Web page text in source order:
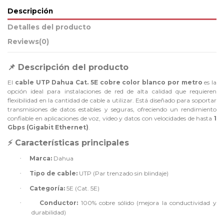
Descripción
Detalles del producto
Reviews(0)
📌 Descripción del producto
El cable UTP Dahua Cat. 5E cobre color blanco por metro es la
opción ideal para instalaciones de red de alta calidad que requieren
flexibilidad en la cantidad de cable a utilizar. Está diseñado para soportar
transmisiones de datos estables y seguras, ofreciendo un rendimiento
confiable en aplicaciones de voz, video y datos con velocidades de hasta 1
Gbps (Gigabit Ethernet).
⚡ Características principales
· Marca: Dahua
·
Tipo de cable: UTP (Par trenzado sin blindaje)
·
Categoría: 5E (Cat. 5E)
·
Conductor: 100% cobre sólido (mejora la conductividad y
durabilidad)